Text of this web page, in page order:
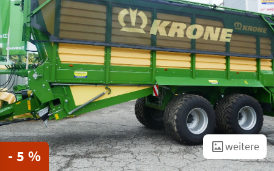
- 5 %
weitere